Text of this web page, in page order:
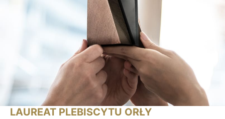
LAUREAT PLEBISCYTU ORŁY